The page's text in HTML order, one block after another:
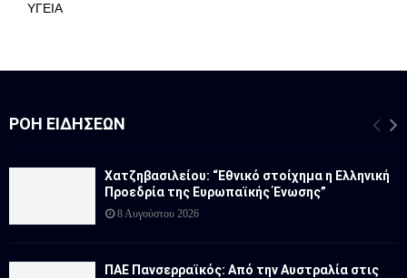
ΥΓΕΙΑ
ΡΟΉ ΕΙΔΉΣΕΩΝ
Χατζηβασιλείου: “Εθνικό στοίχημα η Ελληνική
Προεδρία της Ευρωπαϊκής Ένωσης”
8 Αυγούστου 2026
ΠΑΕ Πανσερραϊκός: Από την Αυστραλία στις